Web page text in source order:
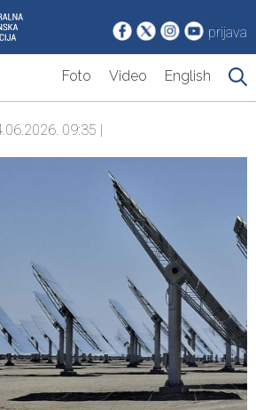
prijava
Foto Video English
09:35 |